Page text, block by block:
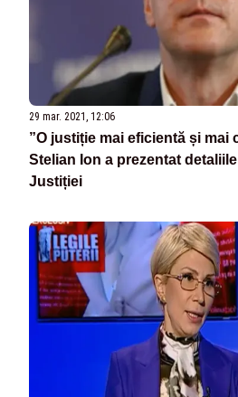
29 mar. 2021, 12:06
”O justiție mai eficientă și mai
Stelian Ion a prezentat
Justiției